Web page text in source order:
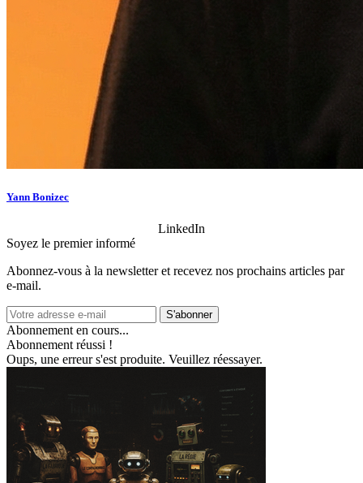
Yann Bonizec
LinkedIn
Soyez le premier informé
Abonnez‑vous à la newsletter et recevez nos prochains articles par
e‑mail.
S'abonner
Abonnement en cours...
Abonnement réussi !
Oups, une erreur s'est produite. Veuillez réessayer.